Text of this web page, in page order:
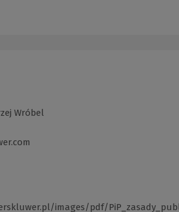
Wróbel
images/pdf/